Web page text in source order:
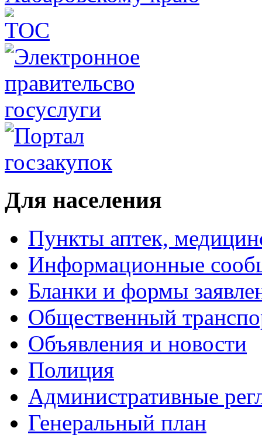
Для населения
Пункты аптек,
Информационные
Бланки и формы
Общественный
Объявления и новости
Полиция
Административные
Генеральный план